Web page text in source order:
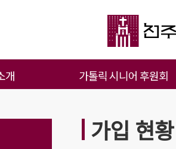
개 가톨릭 시니어 후원회
가입 현황